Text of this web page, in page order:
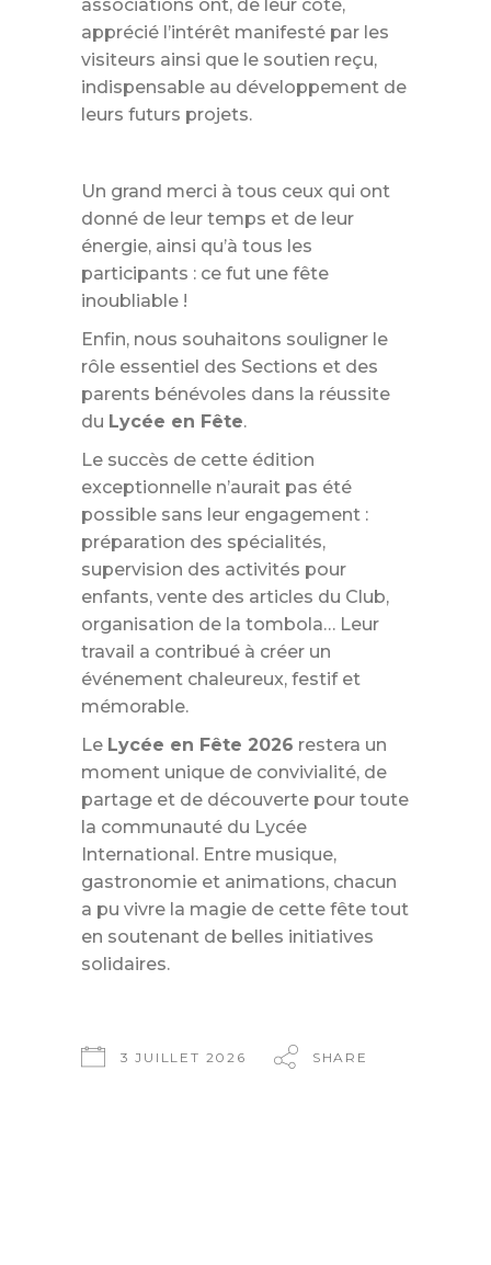
associations ont, de leur côté,
apprécié l’intérêt manifesté par les
visiteurs ainsi que le soutien reçu,
indispensable au développement de
leurs futurs projets.
Un grand merci à tous ceux qui ont
donné de leur temps et de leur
énergie, ainsi qu’à tous les
participants : ce fut une fête
inoubliable !
Enfin, nous souhaitons souligner le
rôle essentiel des Sections et des
parents bénévoles dans la réussite
du Lycée en Fête.
Le succès de cette édition
exceptionnelle n’aurait pas été
possible sans leur engagement :
préparation des spécialités,
supervision des activités pour
enfants, vente des articles du Club,
organisation de la tombola… Leur
travail a contribué à créer un
événement chaleureux, festif et
mémorable.
Le Lycée en Fête 2026 restera un
moment unique de convivialité, de
partage et de découverte pour toute
la communauté du Lycée
International. Entre musique,
gastronomie et animations, chacun
a pu vivre la magie de cette fête tout
en soutenant de belles initiatives
solidaires.
3 JUILLET 2026 SHARE